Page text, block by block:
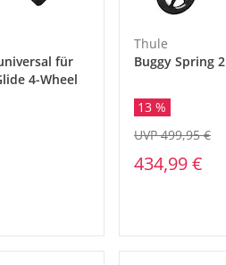
für
4-Wheel
Thule
Buggy Spring 2
13 %
434,99 €
UVP 499,95 €